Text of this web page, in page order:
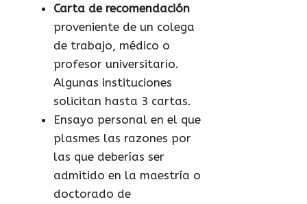
Carta de recomendación
proveniente de un colega
de trabajo, médico o
profesor universitario.
Algunas instituciones
solicitan hasta 3 cartas.
Ensayo personal en el que
plasmes las razones por
las que deberías ser
admitido en la maestría o
doctorado de